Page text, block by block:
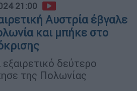
21:00
Αυστρία έβγαλε
και μπήκε στο
δεύτερο
της Πολωνίας